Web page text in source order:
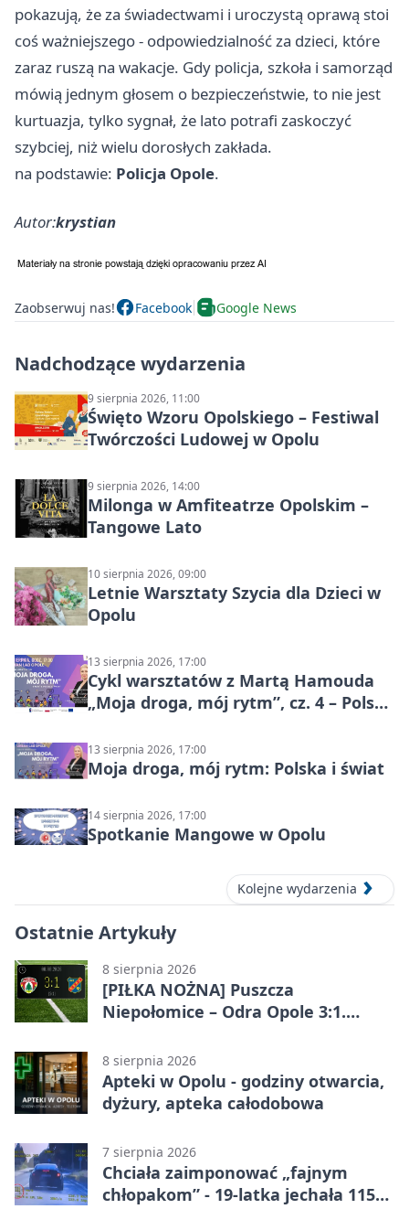
pokazują, że za świadectwami i uroczystą oprawą stoi
coś ważniejszego - odpowiedzialność za dzieci, które
zaraz ruszą na wakacje. Gdy policja, szkoła i samorząd
mówią jednym głosem o bezpieczeństwie, to nie jest
kurtuazja, tylko sygnał, że lato potrafi zaskoczyć
szybciej, niż wielu dorosłych zakłada.
na podstawie: Policja Opole.
Autor:krystian
Zaobserwuj nas! Facebook Google News
Nadchodzące wydarzenia
9 sierpnia 2026, 11:00
Święto Wzoru Opolskiego – Festiwal
Twórczości Ludowej w Opolu
9 sierpnia 2026, 14:00
Milonga w Amfiteatrze Opolskim –
Tangowe Lato
10 sierpnia 2026, 09:00
Letnie Warsztaty Szycia dla Dzieci w
Opolu
13 sierpnia 2026, 17:00
Cykl warsztatów z Martą Hamouda
„Moja droga, mój rytm”, cz. 4 – Polska
13 sierpnia 2026, 17:00
Moja droga, mój rytm: Polska i świat
14 sierpnia 2026, 17:00
Spotkanie Mangowe w Opolu
Kolejne wydarzenia
Ostatnie Artykuły
8 sierpnia 2026
[PIŁKA NOŻNA] Puszcza
Niepołomice – Odra Opole 3:1.
ligi
8 sierpnia 2026
Apteki w Opolu - godziny otwarcia,
dyżury, apteka całodobowa
7 sierpnia 2026
Chciała zaimponować „fajnym
chłopakom” - 19-latka jechała 115